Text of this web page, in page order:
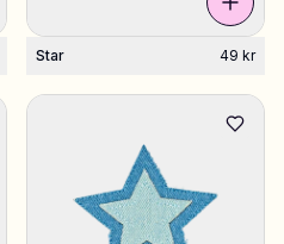
Star 49 kr